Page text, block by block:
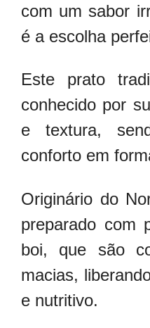
com um sabor
é a escolha
Este prato
conhecido por
e textura,
conforto em
Originário do
preparado com
boi, que são
macias,
e nutritivo.